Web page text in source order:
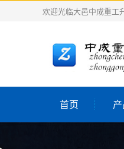
欢迎光临大邑中成重工
首页